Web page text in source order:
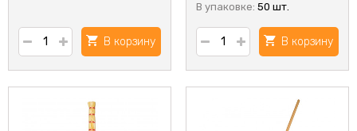
В корзину
В упаковке: 50 шт.
В корзину